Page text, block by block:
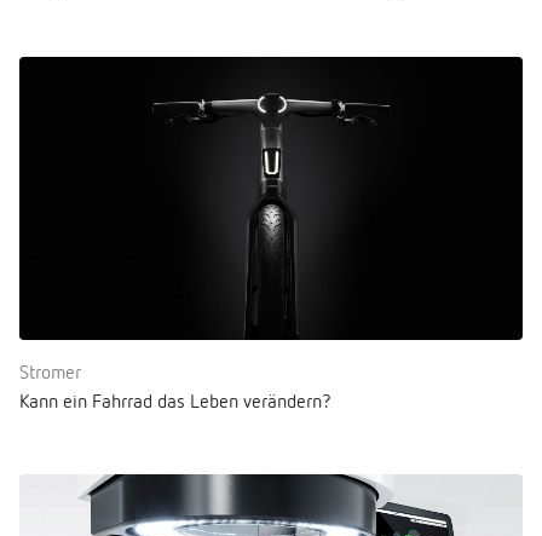
Stromer
Kann ein Fahrrad das Leben verändern?